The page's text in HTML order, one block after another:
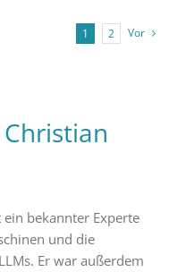
1 2 Vor
Christian
ein bekannter Experte
und die
Er war außerdem